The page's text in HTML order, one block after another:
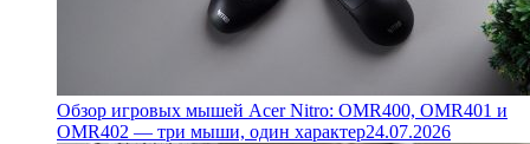
Обзор игровых мышей Acer Nitro: OMR400, OMR401 и
OMR402 — три мыши, один характер24.07.2026